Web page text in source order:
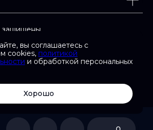
вы соглашаетесь с
cookies, политикой
и обработкой персональных
Хорошо
защищены